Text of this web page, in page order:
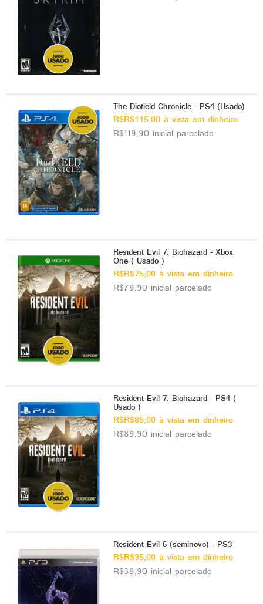
The Diofield Chronicle - PS4 (Usado)
R$R$115,00 à vista em dinheiro
R$119,90 inicial parcelado
Resident Evil 7: Biohazard - Xbox
One ( Usado )
R$R$75,00 à vista em dinheiro
R$79,90 inicial parcelado
Resident Evil 7: Biohazard - PS4 (
Usado )
R$R$85,00 à vista em dinheiro
R$89,90 inicial parcelado
Resident Evil 6 (seminovo) - PS3
R$R$35,00 à vista em dinheiro
R$39,90 inicial parcelado